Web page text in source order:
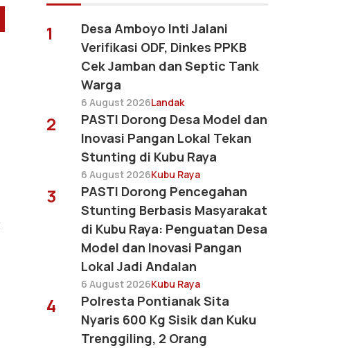
1
Desa Amboyo Inti Jalani
Verifikasi ODF, Dinkes PPKB
Cek Jamban dan Septic Tank
Warga
6 August 2026Landak
2
PASTI Dorong Desa Model dan
Inovasi Pangan Lokal Tekan
Stunting di Kubu Raya
6 August 2026Kubu Raya
3
PASTI Dorong Pencegahan
Stunting Berbasis Masyarakat
di Kubu Raya: Penguatan Desa
Model dan Inovasi Pangan
Lokal Jadi Andalan
6 August 2026Kubu Raya
4
Polresta Pontianak Sita
Nyaris 600 Kg Sisik dan Kuku
Trenggiling, 2 Orang